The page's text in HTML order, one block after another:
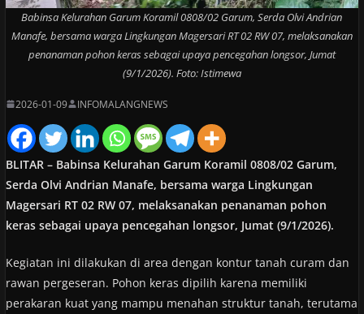
Babinsa Kelurahan Garum Koramil 0808/02 Garum, Serda Olvi Andrian
Manafe, bersama warga Lingkungan Magersari RT 02 RW 07, melaksanakan
penanaman pohon keras sebagai upaya pencegahan longsor, Jumat
(9/1/2026). Foto: Istimewa
2026-01-09 INFOMALANGNEWS
BLITAR – Babinsa Kelurahan Garum Koramil 0808/02 Garum,
Serda Olvi Andrian Manafe, bersama warga Lingkungan
Magersari RT 02 RW 07, melaksanakan penanaman pohon
keras sebagai upaya pencegahan longsor, Jumat (9/1/2026).
Kegiatan ini dilakukan di area dengan kontur tanah curam dan
rawan pergeseran. Pohon keras dipilih karena memiliki
perakaran kuat yang mampu menahan struktur tanah, terutama